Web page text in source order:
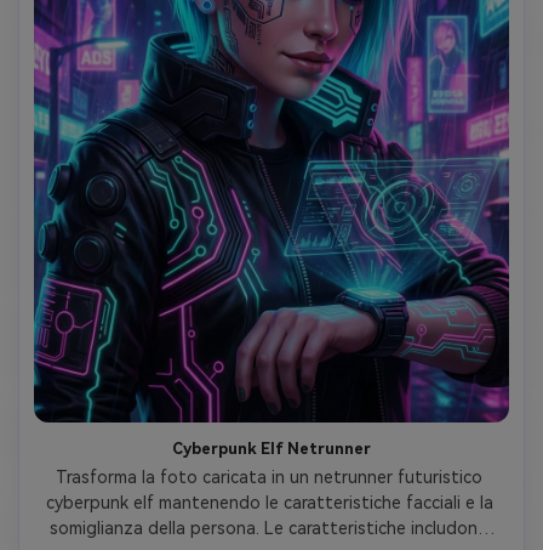
Cyberpunk Elf Netrunner
Trasforma la foto caricata in un netrunner futuristico
cyberpunk elf mantenendo le caratteristiche facciali e la
somiglianza della persona. Le caratteristiche includono